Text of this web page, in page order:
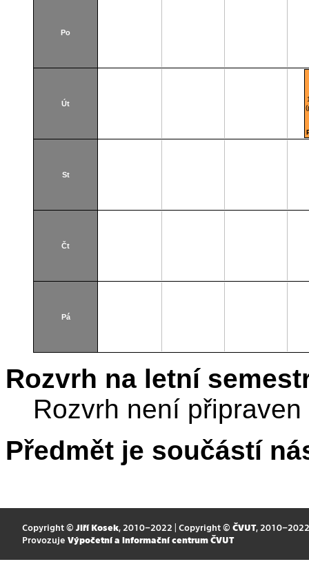
Po
Út
St
Čt
Pá
Rozvrh na letní
Rozvrh není připraven
Předmět je součástí
Copyright © Jiří Kosek, 2010–2022 | Copyright © ČVUT, 2010–2022
Provozuje Výpočetní a informační centrum ČVUT